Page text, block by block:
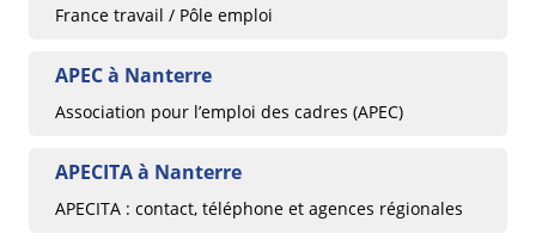
France travail / Pôle emploi
APEC à Nanterre
Association pour l’emploi des cadres (APEC)
APECITA à Nanterre
APECITA : contact, téléphone et agences régionales